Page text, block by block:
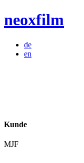
Inhalt
neoxfilm
de
en
Kunde
MJF